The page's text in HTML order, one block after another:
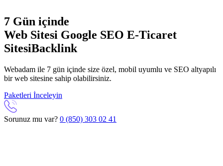
7 Gün içinde
Web Sitesi Google SEO E-Ticaret
SitesiBacklink
Webadam ile 7 gün içinde size özel, mobil uyumlu ve SEO altyapılı
bir web sitesine sahip olabilirsiniz.
Paketleri İnceleyin
Sorunuz mu var? 0 (850) 303 02 41